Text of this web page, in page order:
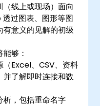
线上或现场）面向
过图表、图形等图
意义的见解的初级
够：
（Excel、CSV、资料
并了解即时连接和数
析，包括重命名字